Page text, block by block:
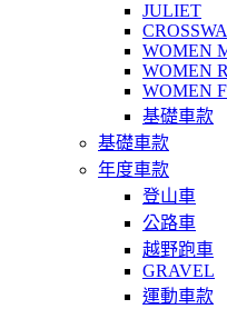
JULIET
WOMEN
WOMEN
WOMEN
基礎車款
基礎車款
年度車款
登山車
公路車
越野跑車
GRAVEL
運動車款